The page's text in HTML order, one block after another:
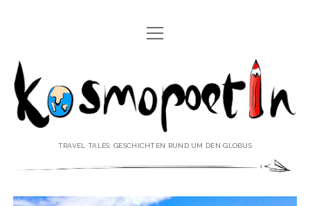
REISEREPORTAGEN
REISEPOESIE
REISEKOLUMNEN
Menü
öffnen
Kosmopoetin
TRAVEL TALES: GESCHICHTEN RUND UM DEN GLOBUS